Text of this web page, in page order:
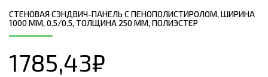
СТЕНОВАЯ СЭНДВИЧ-ПАНЕЛЬ С ПЕНОПОЛИСТИРОЛОМ, ШИРИНА
1000 ММ, 0.5/0.5, ТОЛЩИНА 250 ММ, ПОЛИЭСТЕР
1785,43₽